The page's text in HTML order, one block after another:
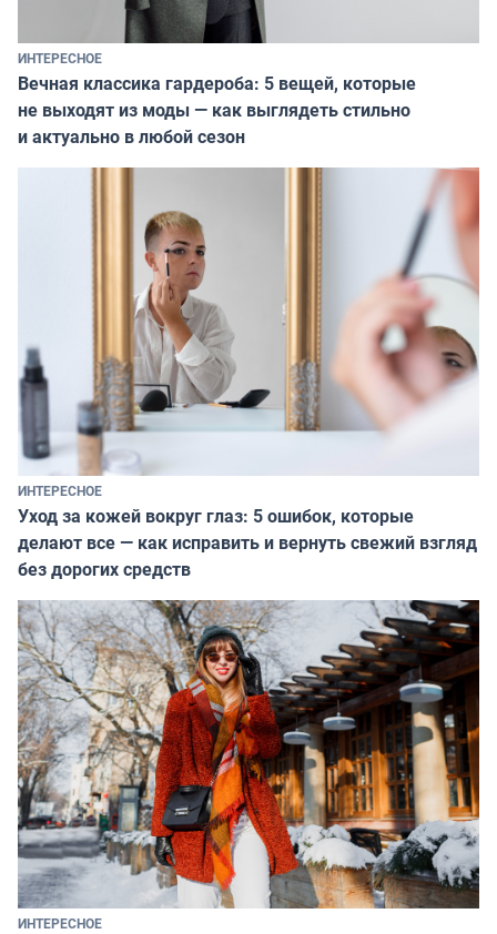
ИНТЕРЕСНОЕ
Вечная классика гардероба: 5 вещей, которые
не выходят из моды — как выглядеть стильно
и актуально в любой сезон
ИНТЕРЕСНОЕ
Уход за кожей вокруг глаз: 5 ошибок, которые
делают все — как исправить и вернуть свежий взгляд
без дорогих средств
ИНТЕРЕСНОЕ